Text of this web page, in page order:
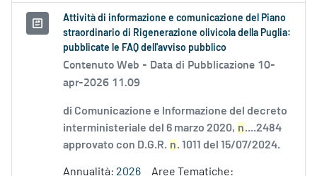
Attività di informazione e comunicazione del Piano
straordinario di Rigenerazione olivicola della Puglia:
pubblicate le FAQ dell'avviso pubblico
Contenuto Web - Data di Pubblicazione 10-
apr-2026 11.09
di Comunicazione e Informazione del decreto
interministeriale del 6 marzo 2020, n....2484
approvato con D.G.R. n. 1011 del 15/07/2024.
Annualità: 2026 Aree Tematiche: